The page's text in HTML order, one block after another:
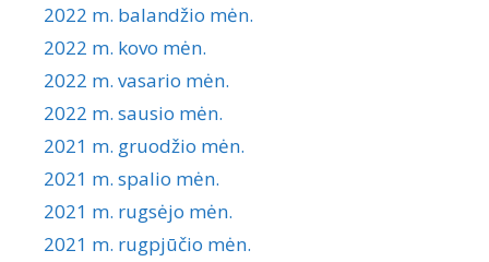
2022 m. balandžio mėn.
2022 m. kovo mėn.
2022 m. vasario mėn.
2022 m. sausio mėn.
2021 m. gruodžio mėn.
2021 m. spalio mėn.
2021 m. rugsėjo mėn.
2021 m. rugpjūčio mėn.